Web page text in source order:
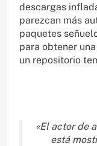
descargas
parezcan más
paquetes
para obtener
un repositorio
«El actor de
está